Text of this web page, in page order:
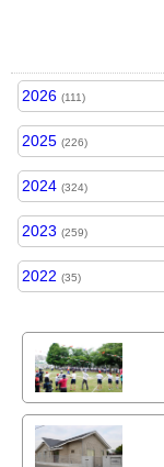
2026 (111)
2025 (226)
2024 (324)
2023 (259)
2022 (35)